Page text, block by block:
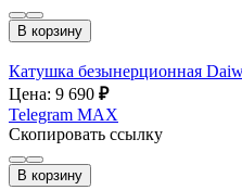
В корзину
Катушка безынерционная
Цена: 9 690 ₽
Telegram MAX
Скопировать ссылку
В корзину